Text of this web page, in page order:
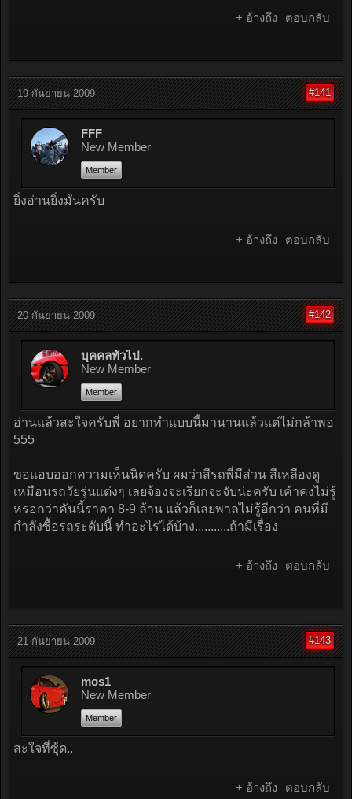
+ อ้างถึง ตอบกลับ
19 กันยายน 2009 #141
FFF
New Member
Member
ยิ่งอ่านยิ่งมันครับ
+ อ้างถึง ตอบกลับ
20 กันยายน 2009 #142
บุคคลทั่วไป.
New Member
Member
อ่านแล้วสะใจครับพี่ อยากทำแบบนี้มานานแล้วแต่ไม่กล้าพอ
555
ขอแอบออกความเห็นนิดครับ ผมว่าสีรถพี่มีส่วน สีเหลืองดู
เหมือนรถวัยรุ่นแต่งๆ เลยจ้องจะเรียกจะจับน่ะครับ เค้าคงไม่รู้
หรอกว่าคันนี้ราคา 8-9 ล้าน แล้วก็เลยพาลไม่รู้อีกว่า คนที่มี
กำลังซื้อรถระดับนี้ ทำอะไรได้บ้าง...........ถ้ามีเรื่อง
+ อ้างถึง ตอบกลับ
21 กันยายน 2009 #143
mos1
New Member
Member
สะใจที่ซุ้ด..
+ อ้างถึง ตอบกลับ